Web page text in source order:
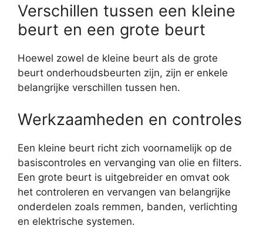
Verschillen tussen een kleine
beurt en een grote beurt
Hoewel zowel de kleine beurt als de grote
beurt onderhoudsbeurten zijn, zijn er enkele
belangrijke verschillen tussen hen.
Werkzaamheden en controles
Een kleine beurt richt zich voornamelijk op de
basiscontroles en vervanging van olie en filters.
Een grote beurt is uitgebreider en omvat ook
het controleren en vervangen van belangrijke
onderdelen zoals remmen, banden, verlichting
en elektrische systemen.